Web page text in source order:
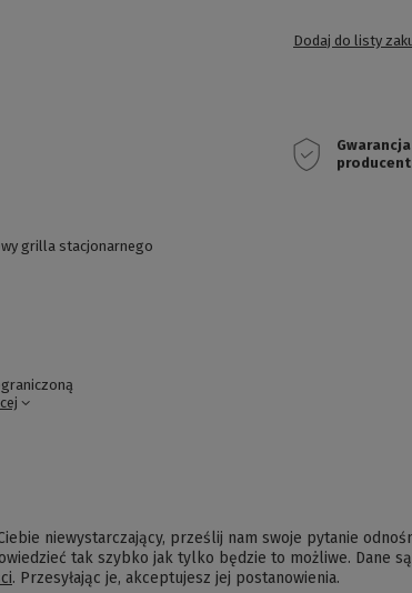
Dodaj do listy
Gwarancja
grilla stacjonarnego
niewystarczający, prześlij nam swoje pytanie
tak szybko jak tylko będzie to możliwe. Dane
. Przesyłając je, akceptujesz jej postanowienia.